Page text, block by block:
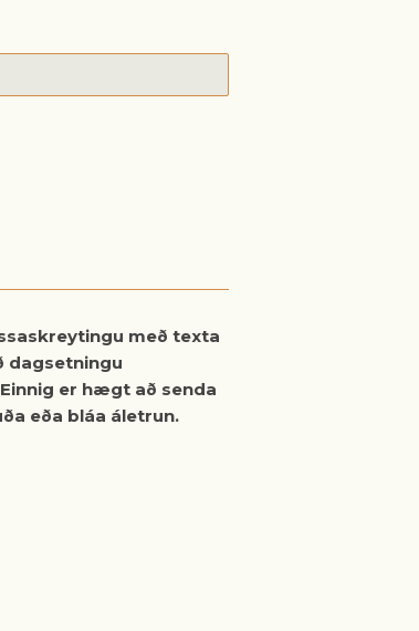
með texta
dagsetningu
er hægt að senda
eða bláa áletrun.